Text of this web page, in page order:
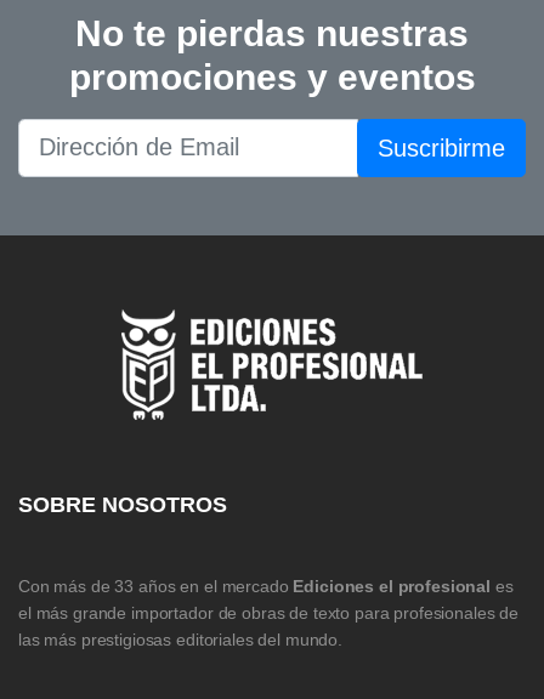
No te pierdas nuestras
promociones y eventos
Suscribirme
SOBRE NOSOTROS
Con más de 33 años en el mercado Ediciones el profesional es
el más grande importador de obras de texto para profesionales de
las más prestigiosas editoriales del mundo.